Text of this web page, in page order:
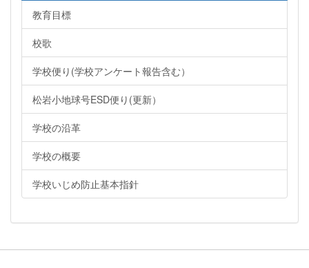
教育目標
校歌
学校便り(学校アンケート報告含む）
松岩小地球号ESD便り(更新）
学校の沿革
学校の概要
学校いじめ防止基本指針